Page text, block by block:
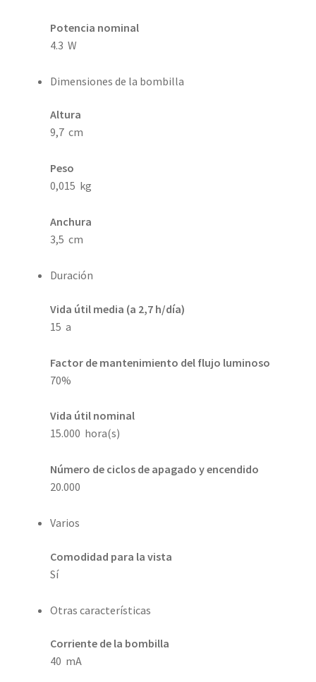
Potencia nominal
4.3 W
Dimensiones de la bombilla
Altura
9,7 cm
Peso
0,015 kg
Anchura
3,5 cm
Duración
Vida útil media (a 2,7 h/día)
15 a
Factor de mantenimiento del flujo luminoso
70%
Vida útil nominal
15.000 hora(s)
Número de ciclos de apagado y encendido
20.000
Varios
Comodidad para la vista
Sí
Otras características
Corriente de la bombilla
40 mA